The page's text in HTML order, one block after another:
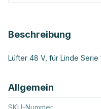
Beschreibung
Lüfter 48 V, für Linde Serie
Allgemein